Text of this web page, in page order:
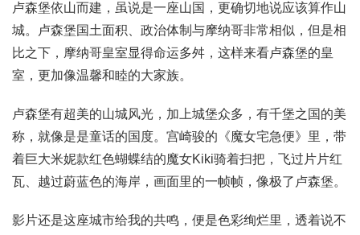
卢森堡依山而建，虽说是一座山国，更确切地说应该算作山
城。卢森堡国土面积、政治体制与摩纳哥非常相似，但是相
比之下，摩纳哥皇室显得命运多舛，这样来看卢森堡的皇
室，更加像温馨和睦的大家族。
卢森堡有超美的山城风光，加上城堡众多，有千堡之国的美
称，就像是是童话的国度。宫崎骏的《魔女宅急便》里，带
着巨大米妮款红色蝴蝶结的魔女Kiki骑着扫把，飞过片片红
瓦、越过蔚蓝色的海岸，画面里的一帧帧，像极了卢森堡。
影片还是这座城市给我的共鸣，便是色彩绚烂里，透着说不